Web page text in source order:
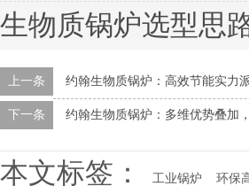
生物质锅炉选型思
上一条 约翰生物质锅炉：高效节能实力
下一条 约翰生物质锅炉：多维优势叠加
本文标签： 工业锅炉 环保